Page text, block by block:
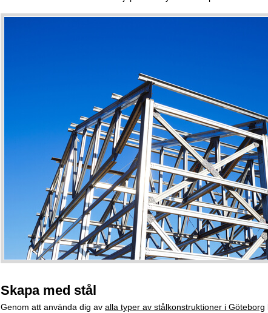
Skapa med stål
Genom att använda dig av alla typer av stålkonstruktioner i Göteborg